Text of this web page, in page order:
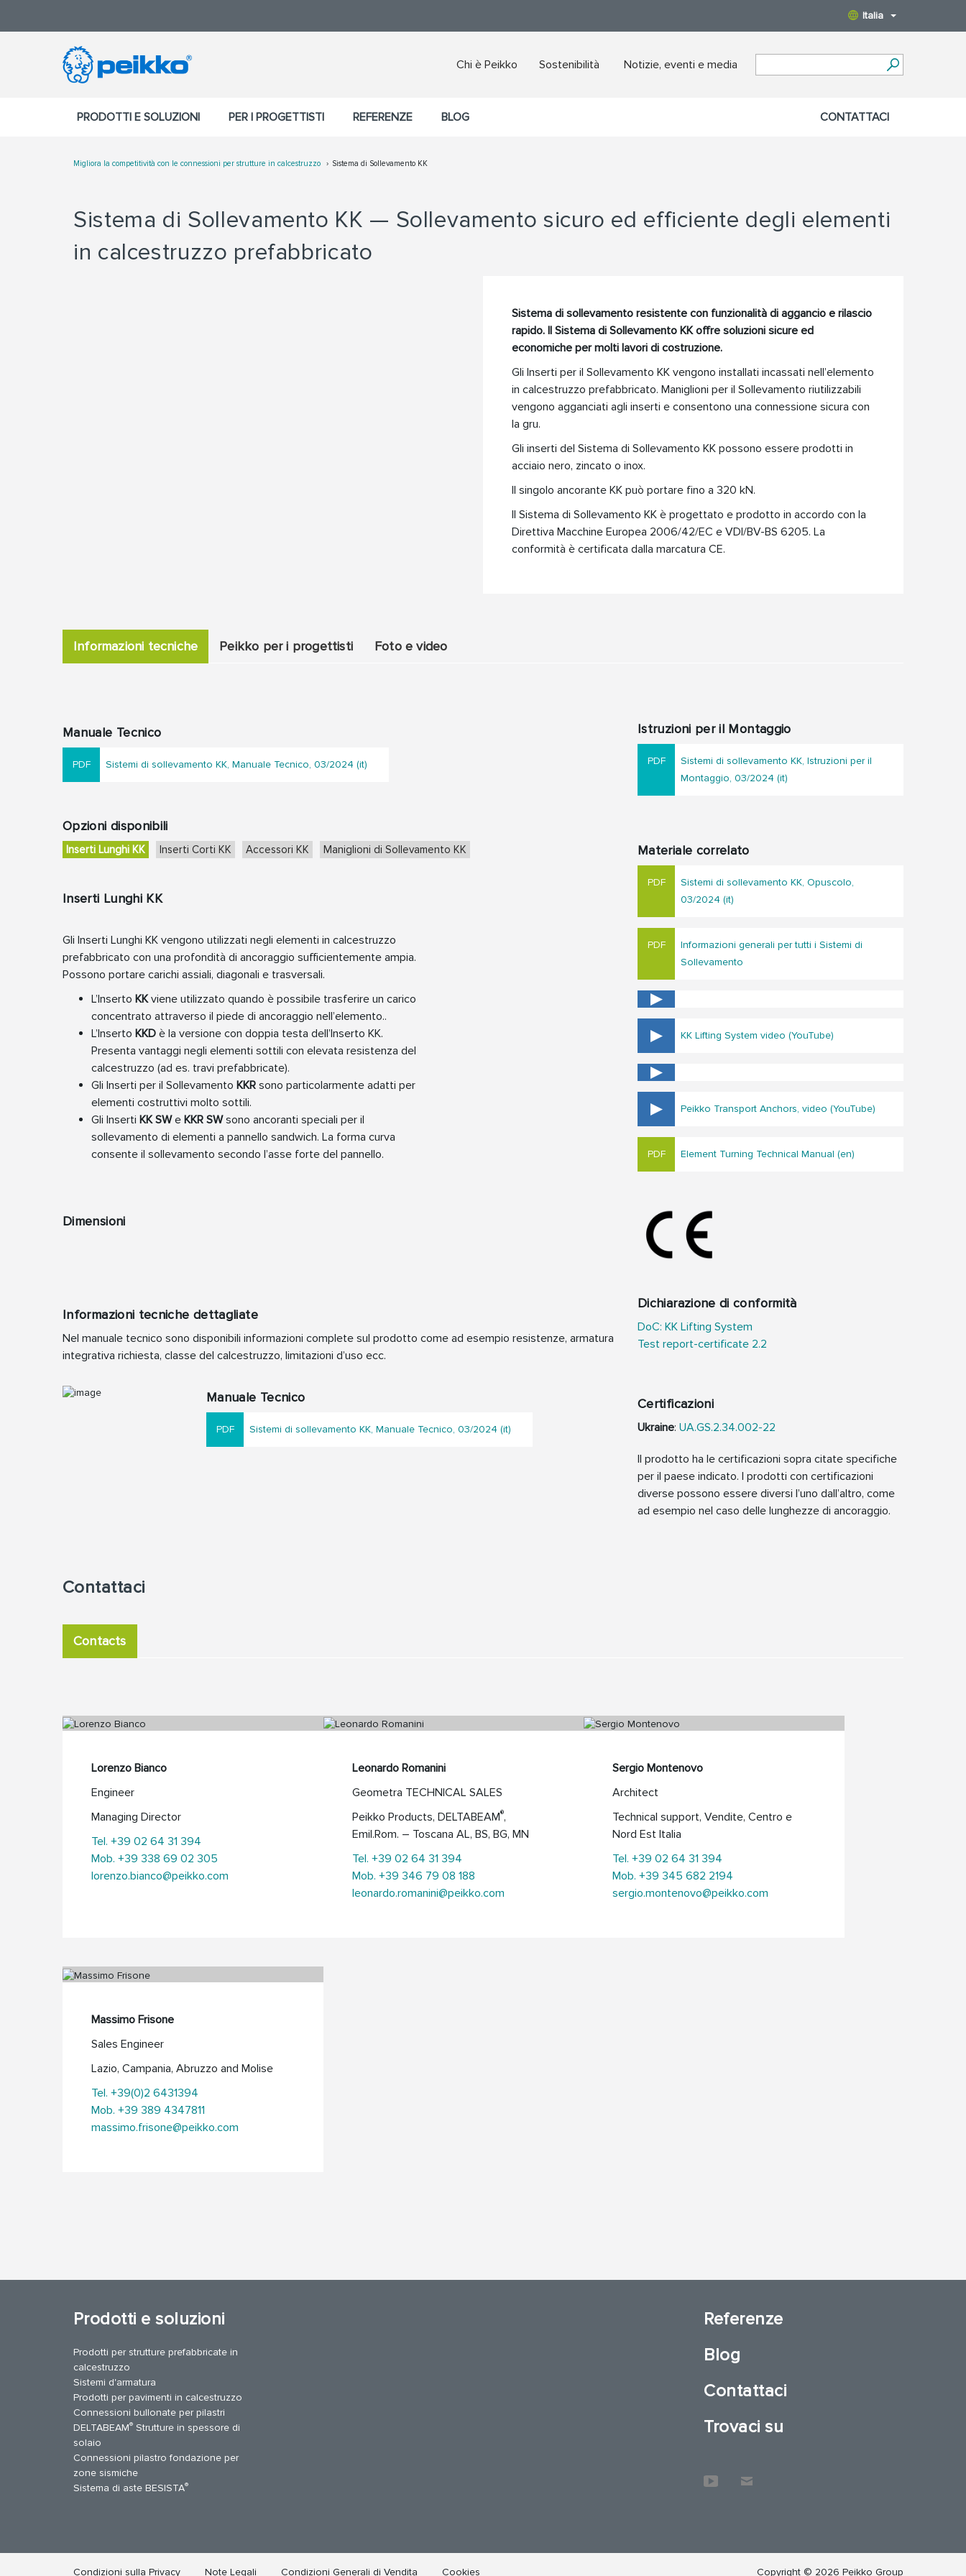
Italia
Chi è Peikko Sostenibilità Notizie, eventi e media
PRODOTTI E SOLUZIONI PER I PROGETTISTI REFERENZE BLOG CONTATTACI
Migliora la competitività con le connessioni per strutture in calcestruzzo Sistema di Sollevamento KK
Sistema di Sollevamento KK — Sollevamento sicuro ed efficiente degli elementi
in calcestruzzo prefabbricato
Sistema di sollevamento resistente con funzionalità di aggancio e rilascio
rapido. Il Sistema di Sollevamento KK offre soluzioni sicure ed
economiche per molti lavori di costruzione.
Gli Inserti per il Sollevamento KK vengono installati incassati nell’elemento
in calcestruzzo prefabbricato. Maniglioni per il Sollevamento riutilizzabili
vengono agganciati agli inserti e consentono una connessione sicura con
la gru.
Gli inserti del Sistema di Sollevamento KK possono essere prodotti in
acciaio nero, zincato o inox.
Il singolo ancorante KK può portare fino a 320 kN.
Il Sistema di Sollevamento KK è progettato e prodotto in accordo con la
Direttiva Macchine Europea 2006/42/EC e VDI/BV-BS 6205. La
conformità è certificata dalla marcatura CE.
Informazioni tecniche Peikko per i progettisti Foto e video
Manuale Tecnico
Sistemi di sollevamento KK, Manuale Tecnico, 03/2024 (it)
Opzioni disponibili
Inserti Lunghi KK Inserti Corti KK Accessori KK Maniglioni di Sollevamento KK
Inserti Lunghi KK
Gli Inserti Lunghi KK vengono utilizzati negli elementi in calcestruzzo
prefabbricato con una profondità di ancoraggio sufficientemente ampia.
Possono portare carichi assiali, diagonali e trasversali.
L’Inserto KKviene utilizzato quando è possibile trasferire un carico
concentrato attraverso il piede di ancoraggio nell’elemento..
L’Inserto KKD è la versione con doppia testa dell’Inserto KK.
Presenta vantaggi negli elementi sottili con elevata resistenza del
calcestruzzo (ad es. travi prefabbricate).
Gli Inserti per il Sollevamento KKR sono particolarmente adatti per
elementi costruttivi molto sottili.
Gli Inserti KK SWe KKR SWsono ancoranti speciali per il
sollevamento di elementi a pannello sandwich. La forma curva
consente il sollevamento secondo l’asse forte del pannello.
Dimensioni
Informazioni tecniche dettagliate
Nel manuale tecnico sono disponibili informazioni complete sul prodotto come ad esempio resistenze, armatura
integrativa richiesta, classe del calcestruzzo, limitazioni d’uso ecc.
Manuale Tecnico
Sistemi di sollevamento KK, Manuale Tecnico, 03/2024 (it)
Istruzioni per il Montaggio
Sistemi di sollevamento KK, Istruzioni per il
Montaggio, 03/2024 (it)
Materiale correlato
Sistemi di sollevamento KK, Opuscolo,
03/2024 (it)
Informazioni generali per tutti i Sistemi di
Sollevamento
KK Lifting System video (YouTube)
Peikko Transport Anchors, video (YouTube)
Element Turning Technical Manual (en)
Dichiarazione di conformità
DoC: KK Lifting System
Test report-certificate 2.2
Certificazioni
Ukraine: UA.GS.2.34.002-22
Il prodotto ha le certificazioni sopra citate specifiche
per il paese indicato. I prodotti con certificazioni
diverse possono essere diversi l’uno dall’altro, come
ad esempio nel caso delle lunghezze di ancoraggio.
Contattaci
Contacts
Lorenzo Bianco
Engineer
Managing Director
Tel. +39 02 64 31 394
Mob. +39 338 69 02 305
lorenzo.bianco@peikko.com
Leonardo Romanini
Geometra TECHNICAL SALES
Peikko Products, DELTABEAM®,
Emil.Rom. – Toscana AL, BS, BG, MN
Tel. +39 02 64 31 394
Mob. +39 346 79 08 188
leonardo.romanini@peikko.com
Sergio Montenovo
Architect
Technical support, Vendite, Centro e
Nord Est Italia
Tel. +39 02 64 31 394
Mob. +39 345 682 2194
sergio.montenovo@peikko.com
Massimo Frisone
Sales Engineer
Lazio, Campania, Abruzzo and Molise
Tel. +39(0)2 6431394
Mob. +39 389 4347811
massimo.frisone@peikko.com
Prodotti e soluzioni
Prodotti per strutture prefabbricate in
calcestruzzo
Sistemi d'armatura
Prodotti per pavimenti in calcestruzzo
Connessioni bullonate per pilastri
DELTABEAM® Strutture in spessore di
solaio
Connessioni pilastro fondazione per
zone sismiche
Sistema di aste BESISTA®
Referenze
Blog
Contattaci
Trovaci su
Condizioni sulla Privacy Note Legali Condizioni Generali di Vendita Cookies Copyright © 2026 Peikko Group